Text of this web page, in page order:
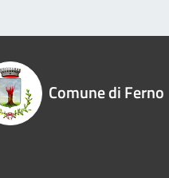
Comune di Ferno